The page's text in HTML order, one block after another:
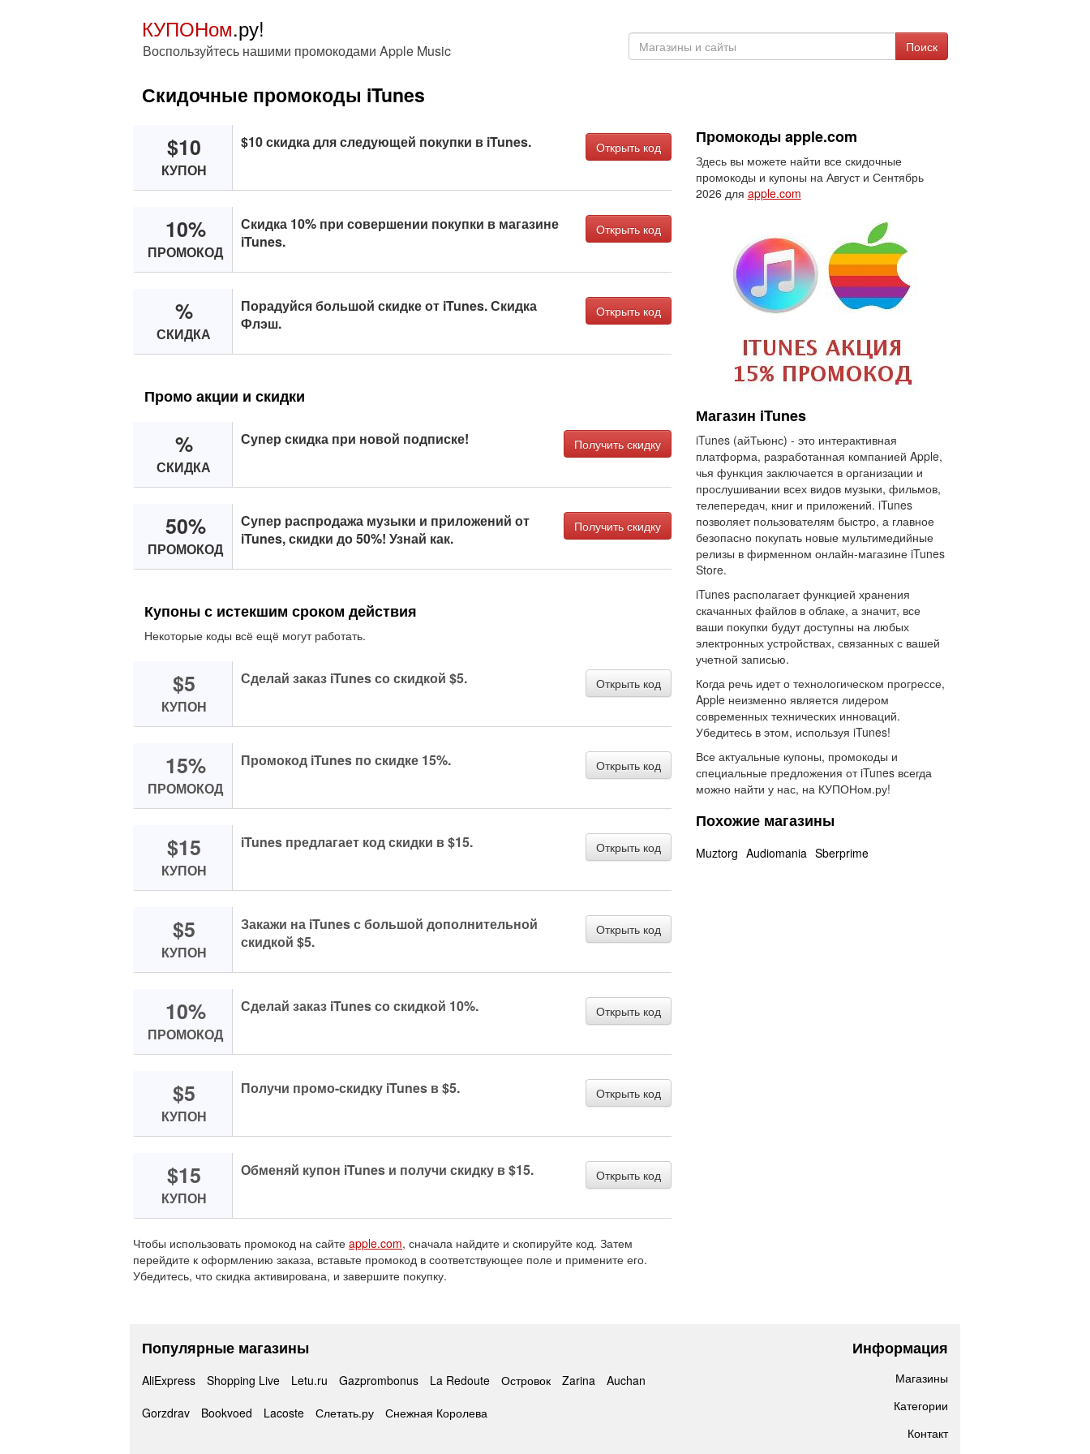
КУПОНом.ру!
Воспользуйтесь нашими промокодами Apple Music Поиск
Скидочные промокоды iTunes
$10
КУПОН
$10 скидка для следующей покупки в iTunes. Открыть код
10%
ПРОМОКОД
Скидка 10% при совершении покупки в магазине
iTunes.
Открыть код
%
СКИДКА
Порадуйся большой скидке от iTunes. Скидка
Флэш.
Открыть код
Промо акции и скидки
%
СКИДКА
Супер скидка при новой подписке! Получить скидку
50%
ПРОМОКОД
Супер распродажа музыки и приложений от
iTunes, скидки до 50%! Узнай как.
Получить скидку
Купоны с истекшим сроком действия
Некоторые коды всё ещё могут работать.
$5
КУПОН
Сделай заказ iTunes со скидкой $5. Открыть код
15%
ПРОМОКОД
Промокод iTunes по скидке 15%. Открыть код
$15
КУПОН
iTunes предлагает код скидки в $15. Открыть код
$5
КУПОН
Закажи на iTunes с большой дополнительной
скидкой $5.
Открыть код
10%
ПРОМОКОД
Сделай заказ iTunes со скидкой 10%. Открыть код
$5
КУПОН
Получи промо-скидку iTunes в $5. Открыть код
$15
КУПОН
Обменяй купон iTunes и получи скидку в $15. Открыть код
Чтобы использовать промокод на сайте apple.com, сначала найдите и скопируйте код. Затем
перейдите к оформлению заказа, вставьте промокод в соответствующее поле и примените его.
Убедитесь, что скидка активирована, и завершите покупку.
Промокоды apple.com
Здесь вы можете найти все скидочные
промокоды и купоны на Август и Сентябрь
2026 для apple.com
Магазин iTunes
iTunes (айТьюнс) - это интерактивная
платформа, разработанная компанией Apple,
чья функция заключается в организации и
прослушивании всех видов музыки, фильмов,
телепередач, книг и приложений. iTunes
позволяет пользователям быстро, а главное
безопасно покупать новые мультимедийные
релизы в фирменном онлайн-магазине iTunes
Store.
iTunes располагает функцией хранения
скачанных файлов в облаке, а значит, все
ваши покупки будут доступны на любых
электронных устройствах, связанных с вашей
учетной записью.
Когда речь идет о технологическом прогрессе,
Apple неизменно является лидером
современных технических инноваций.
Убедитесь в этом, используя iTunes!
Все актуальные купоны, промокоды и
специальные предложения от iTunes всегда
можно найти у нас, на КУПОНом.ру!
Похожие магазины
Muztorg Audiomania Sberprime
Популярные магазины
AliExpress Shopping Live Letu.ru Gazprombonus La Redoute Островок Zarina
Auchan
Gorzdrav
Bookvoed Lacoste Слетать.ру Снежная Королева
Информация
Магазины
Категории
Контакт